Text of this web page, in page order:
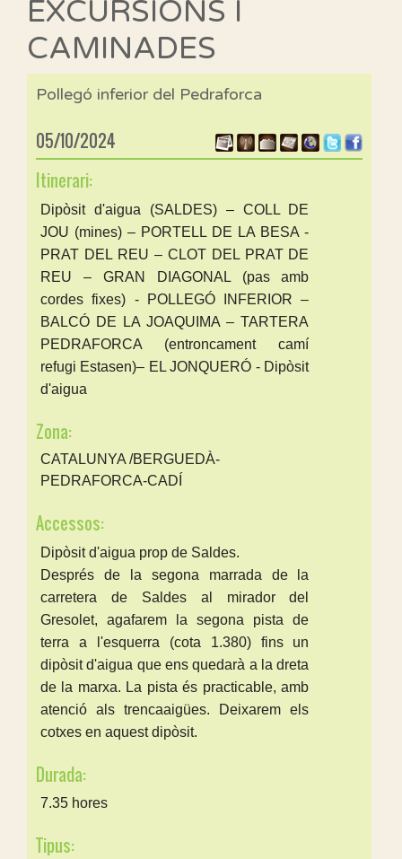
EXCURSIONS I
CAMINADES
Pollegó inferior del Pedraforca
05/10/2024
Itinerari:
Dipòsit d'aigua (SALDES) – COLL DE
JOU (mines) – PORTELL DE LA BESA -
PRAT DEL REU – CLOT DEL PRAT DE
REU – GRAN DIAGONAL (pas amb
cordes fixes) - POLLEGÓ INFERIOR –
BALCÓ DE LA JOAQUIMA – TARTERA
PEDRAFORCA (entroncament camí
refugi Estasen)– EL JONQUERÓ - Dipòsit
d'aigua
Zona:
CATALUNYA /BERGUEDÀ-
PEDRAFORCA-CADÍ
Accessos:
Dipòsit d'aigua prop de Saldes.
Després de la segona marrada de la
carretera de Saldes al mirador del
Gresolet, agafarem la segona pista de
terra a l'esquerra (cota 1.380) fins un
dipòsit d'aigua que ens quedarà a la dreta
de la marxa. La pista és practicable, amb
atenció als trencaaigües. Deixarem els
cotxes en aquest dipòsit.
Durada:
7.35 hores
Tipus: